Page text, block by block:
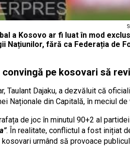
a Kosovo ar fi luat în mod
Națiunilor, fără ca Federația de
convingă pe kosovari să
Taulant Dajaku, a dezvăluit că
Naționale din Capitală, în meciul
de joc în minutul 90+2 al
. În realitate, conflictul a fost inițiat
urmând să provoace